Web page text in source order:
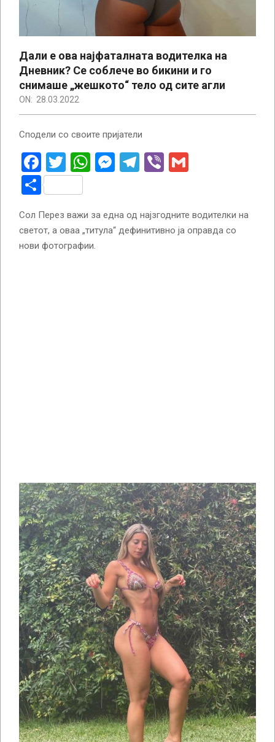
Дали е ова најфаталната водителка на
Дневник? Се соблече во бикини и го
снимаше „жешкото“ тело од сите агли
ON: 28.03.2022
Сподели со своите пријатели
Facebook
Twitter
WhatsApp
Messenger
Telegram
Viber
Share
Сол Перез важи за една од најзгодните водителки на
светот, а оваа „титула“ дефинитивно ја оправда со
нови фотографии.